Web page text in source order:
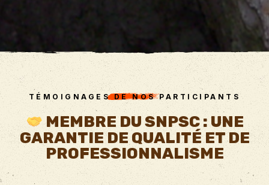
TÉMOIGNAGES DE NOS PARTICIPANTS
MEMBRE DU SNPSC : UNE
GARANTIE DE QUALITÉ ET DE
PROFESSIONNALISME